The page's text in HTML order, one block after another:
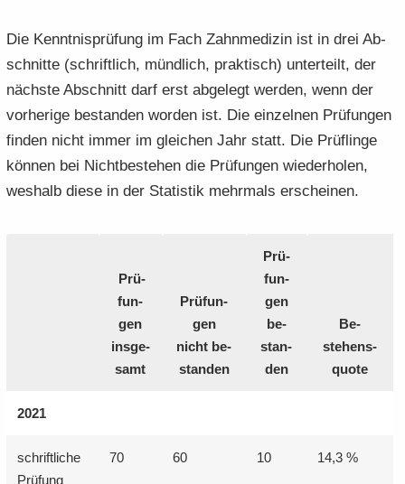
Die Kennt­nis­prü­fung im Fach Zahn­me­di­zin ist in drei Ab­
schnit­te (schrift­lich, münd­lich, prak­tisch) un­ter­teilt, der
nächs­te Ab­schnitt darf erst ab­ge­legt wer­den, wenn der
vor­he­ri­ge be­stan­den wor­den ist. Die ein­zel­nen Prü­fun­gen
fin­den nicht immer im glei­chen Jahr statt. Die Prüf­lin­ge
kön­nen bei Nicht­be­stehen die Prü­fun­gen wie­der­ho­len,
wes­halb diese in der Sta­tis­tik mehr­mals er­schei­nen.
Prü­
fun­
gen
ins­ge­
samt
Prü­fun­
gen
nicht be­
stan­den
Prü­
fun­
gen
be­
stan­
den
Be­
stehens­
quo­te
2021
schrift­li­che
Prü­fung
70 60 10 14,3 %